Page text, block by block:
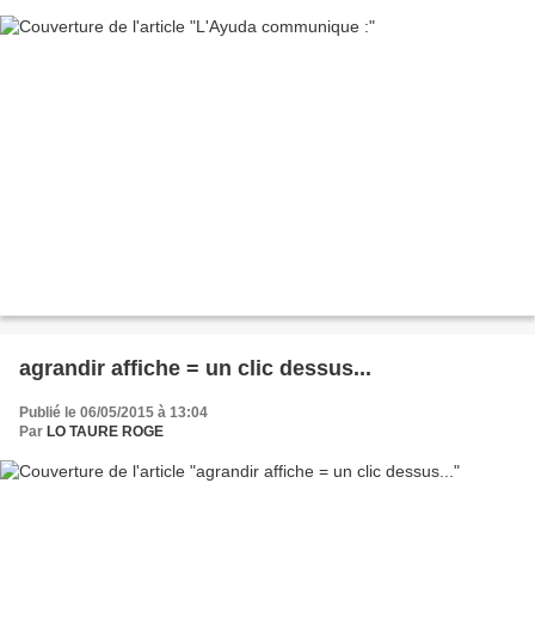
agrandir affiche = un clic dessus...
Publié le 06/05/2015 à 13:04
Par LO TAURE ROGE